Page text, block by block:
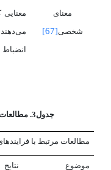
معنای
شخصی[67]
جدول3. مطالعات مرتبط با فرایندهای روانشناختی
مطالعات مرتبط با
موضوع نتایج